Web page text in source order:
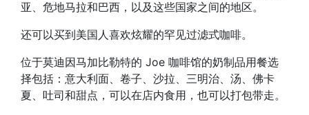
亚、危地马拉和巴西，以及这些国家之间的地区。
还可以买到美国人喜欢炫耀的罕见过滤式咖啡。
位于莫迪因马加比勒特的 Joe 咖啡馆的奶制品用餐选
择包括：意大利面、卷子、沙拉、三明治、汤、佛卡
夏、吐司和甜点，可以在店内食用，也可以打包带走。